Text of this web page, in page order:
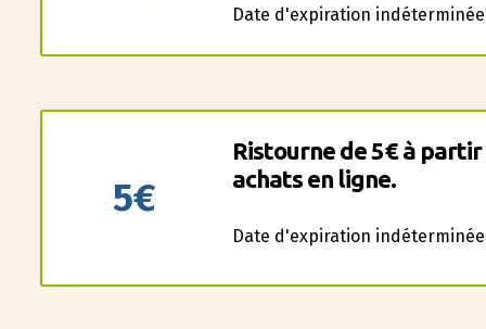
Date d'expiration
5€
Ristourne de 5€ à
achats en ligne.
Date d'expiration